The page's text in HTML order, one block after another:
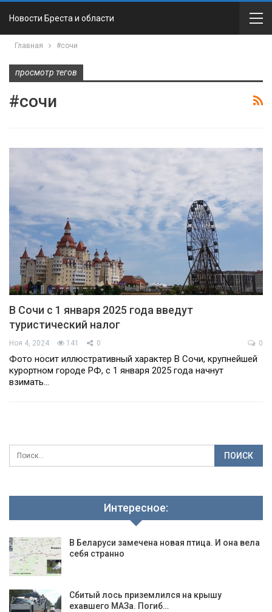
Новости Бреста и области
Главная #сочи
просмотр тегов
#сочи
В Сочи с 1 января 2025 года введут
туристический налог
Ноя 4, 2024 141 0 0
Фото носит иллюстративный характер В Сочи, крупнейшей
курортном городе РФ, с 1 января 2025 года начнут
взимать…
Интересное:
В Беларуси замечена новая птица. И она вела
себя странно
Сбитый лось приземлился на крышу
ехавшего МАЗа. Погиб…